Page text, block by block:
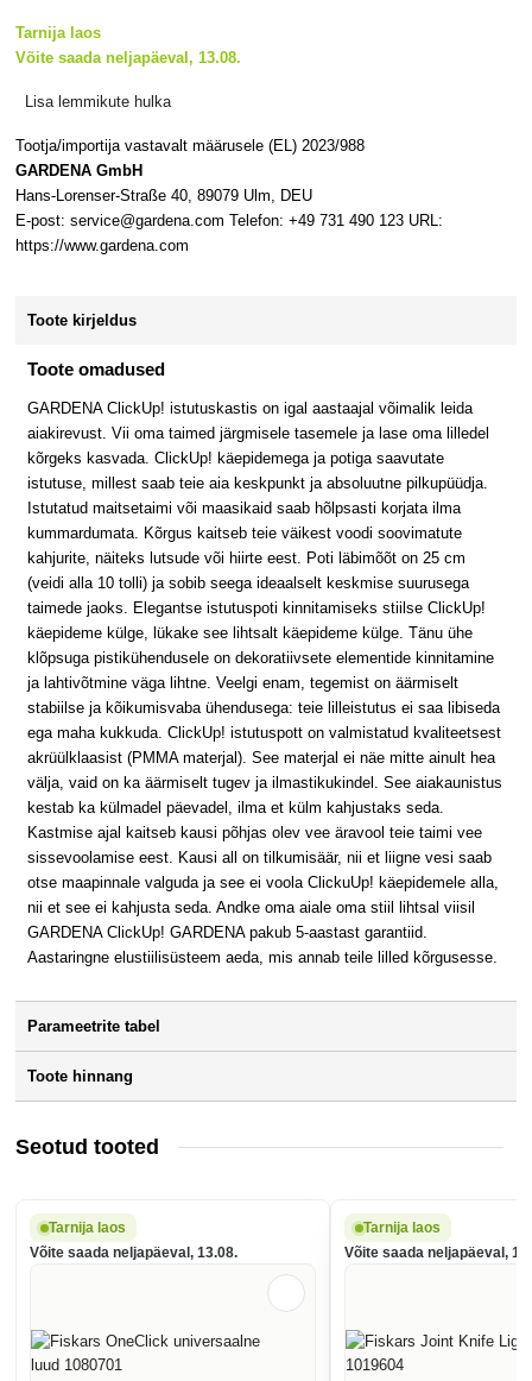
Tarnija laos
Võite saada neljapäeval, 13.08.
Lisa lemmikute hulka
Tootja/importija vastavalt määrusele (EL) 2023/988
GARDENA GmbH
Hans-Lorenser-Straße 40, 89079 Ulm, DEU
E-post: service@gardena.com Telefon: +49 731 490 123 URL:
https://www.gardena.com
Toote kirjeldus
Toote omadused
GARDENA ClickUp! istutuskastis on igal aastaajal võimalik leida
aiakirevust. Vii oma taimed järgmisele tasemele ja lase oma lilledel
kõrgeks kasvada. ClickUp! käepidemega ja potiga saavutate
istutuse, millest saab teie aia keskpunkt ja absoluutne pilkupüüdja.
Istutatud maitsetaimi või maasikaid saab hõlpsasti korjata ilma
kummardumata. Kõrgus kaitseb teie väikest voodi soovimatute
kahjurite, näiteks lutsude või hiirte eest. Poti läbimõõt on 25 cm
(veidi alla 10 tolli) ja sobib seega ideaalselt keskmise suurusega
taimede jaoks. Elegantse istutuspoti kinnitamiseks stiilse ClickUp!
käepideme külge, lükake see lihtsalt käepideme külge. Tänu ühe
klõpsuga pistikühendusele on dekoratiivsete elementide kinnitamine
ja lahtivõtmine väga lihtne. Veelgi enam, tegemist on äärmiselt
stabiilse ja kõikumisvaba ühendusega: teie lilleistutus ei saa libiseda
ega maha kukkuda. ClickUp! istutuspott on valmistatud kvaliteetsest
akrüülklaasist (PMMA materjal). See materjal ei näe mitte ainult hea
välja, vaid on ka äärmiselt tugev ja ilmastikukindel. See aiakaunistus
kestab ka külmadel päevadel, ilma et külm kahjustaks seda.
Kastmise ajal kaitseb kausi põhjas olev vee äravool teie taimi vee
sissevoolamise eest. Kausi all on tilkumisäär, nii et liigne vesi saab
otse maapinnale valguda ja see ei voola ClickuUp! käepidemele alla,
nii et see ei kahjusta seda. Andke oma aiale oma stiil lihtsal viisil
GARDENA ClickUp! GARDENA pakub 5-aastast garantiid.
Aastaringne elustiilisüsteem aeda, mis annab teile lilled kõrgusesse.
Parameetrite tabel
Toote hinnang
Seotud tooted
Tarnija laos
Võite saada neljapäeval, 13.08.
Tarnija laos
Võite saada neljapäeval,